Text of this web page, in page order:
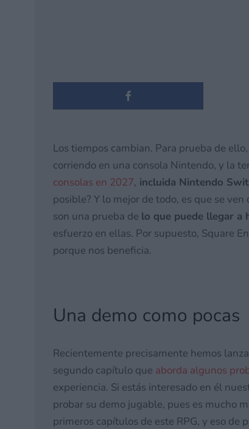
Los tiempos cambian. Para prueba de
corriendo en una consola Nintendo, y la
consolas en 2027, incluida Nintendo
posible? Y lo mejor de todo, es que se
son una prueba de lo que puede llegar a
esfuerzo en ellas. Por supuesto, Square
porque nos beneficia.
Una demo como pocas
Recientemente precisamente hemos
segundo capítulo que aborda algunos
experiencia. Si estás interesado en él
probar su demo jugable, pues es mucho
primeros capítulos de este RPG, y eso de